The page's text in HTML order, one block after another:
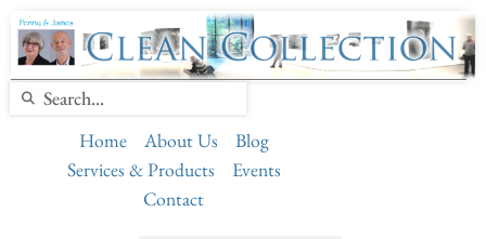
Home About Us
Blog
Services & Products
Events
Contact